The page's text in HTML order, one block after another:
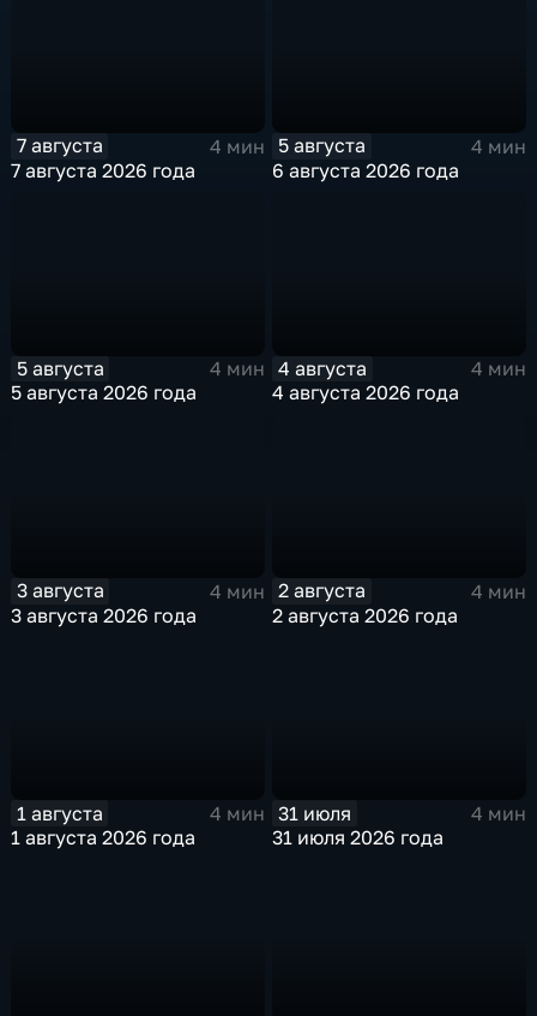
7 августа
4 мин
7 августа 2026 года
5 августа
4 мин
6 августа 2026 года
5 августа
4 мин
5 августа 2026 года
4 августа
4 мин
4 августа 2026 года
3 августа
4 мин
3 августа 2026 года
2 августа
4 мин
2 августа 2026 года
1 августа
4 мин
1 августа 2026 года
31 июля
4 мин
31 июля 2026 года